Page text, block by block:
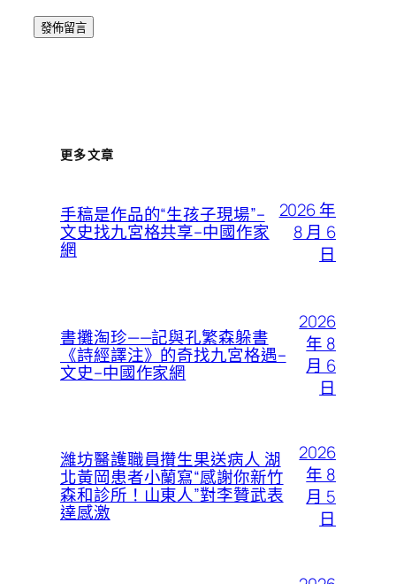
更多文章
手稿是作品的“生孩子現場”–
文史找九宮格共享–中國作家
網
2026 年
8 月 6
日
書攤淘珍——記與孔繁森躲書
《詩經譯注》的奇找九宮格遇–
文史–中國作家網
2026
年 8
月 6
日
濰坊醫護職員攢生果送病人 湖
北黃岡患者小蘭寫“感謝你新竹
森和診所！山東人”對李贊武表
達感激
2026
年 8
月 5
日